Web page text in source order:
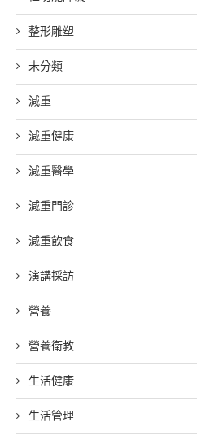
整形雕塑
未分類
減重
減重健康
減重醫學
減重門診
減重飲食
演講採訪
營養
營養衛教
生活健康
生活管理